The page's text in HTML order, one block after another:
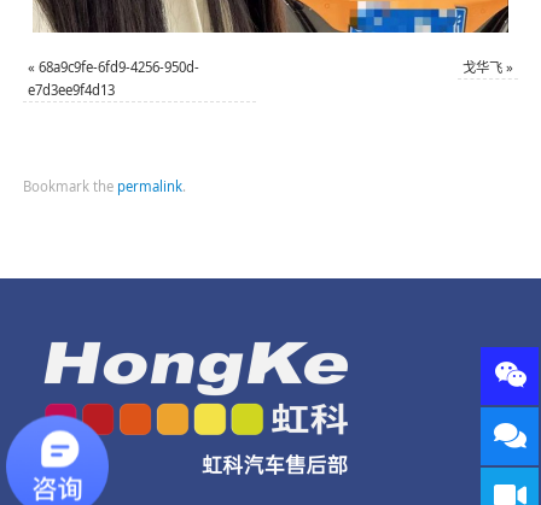
« 68a9c9fe-6fd9-4256-950d-
e7d3ee9f4d13
戈华飞 »
Bookmark the permalink.